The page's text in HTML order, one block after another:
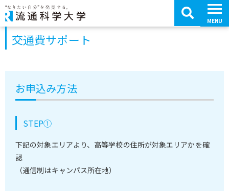
コ
ン
テ
ン MENU
交通費サポート
お申込み方法
STEP①
下記の対象エリアより、高等学校の住所が対象エリアかを確
認
（通信制はキャンパス所在地）